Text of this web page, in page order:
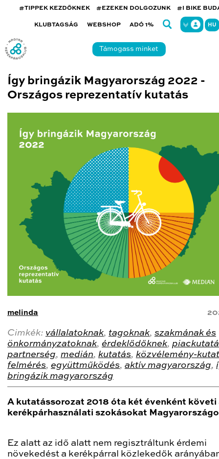
#TIPPEK KEZDŐKNEK #EZEKEN DOLGOZUNK #I BIKE
KLUBTAGSÁG WEBSHOP ADÓ 1% HU
Támogass minket
Így bringázik Magyarország 2022 -
Országos reprezentatív kutatás
melinda
Cimkék: vállalatoknak, tagoknak, szakmának és
önkormányzatoknak, érdeklődőknek,
partnerség, medián, kutatás, közvélemény-
felmérés, együttműködés, aktív magyarország,
bringázik magyarország
A kutatássorozat 2018 óta két évenként követi
kerékpárhasználati szokásokat
Ez alatt az idő alatt nem regisztráltunk érdemi
növekedést a kerékpárral közlekedők